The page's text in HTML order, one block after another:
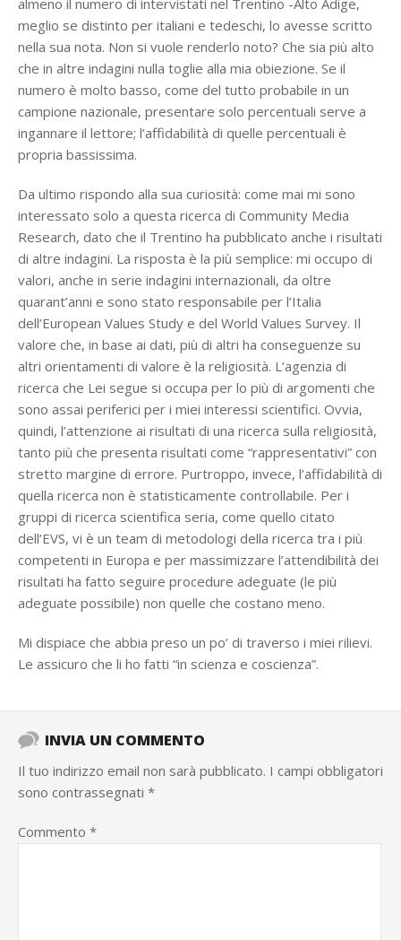
almeno il numero di intervistati nel Trentino -Alto Adige,
meglio se distinto per italiani e tedeschi, lo avesse scritto
nella sua nota. Non si vuole renderlo noto? Che sia più alto
che in altre indagini nulla toglie alla mia obiezione. Se il
numero è molto basso, come del tutto probabile in un
campione nazionale, presentare solo percentuali serve a
ingannare il lettore; l’affidabilità di quelle percentuali è
propria bassissima.
Da ultimo rispondo alla sua curiosità: come mai mi sono
interessato solo a questa ricerca di Community Media
Research, dato che il Trentino ha pubblicato anche i risultati
di altre indagini. La risposta è la più semplice: mi occupo di
valori, anche in serie indagini internazionali, da oltre
quarant’anni e sono stato responsabile per l’Italia
dell’European Values Study e del World Values Survey. Il
valore che, in base ai dati, più di altri ha conseguenze su
altri orientamenti di valore è la religiosità. L’agenzia di
ricerca che Lei segue si occupa per lo più di argomenti che
sono assai periferici per i miei interessi scientifici. Ovvia,
quindi, l’attenzione ai risultati di una ricerca sulla religiosità,
tanto più che presenta risultati come “rappresentativi” con
stretto margine di errore. Purtroppo, invece, l’affidabilità di
quella ricerca non è statisticamente controllabile. Per i
gruppi di ricerca scientifica seria, come quello citato
dell’EVS, vi è un team di metodologi della ricerca tra i più
competenti in Europa e per massimizzare l’attendibilità dei
risultati ha fatto seguire procedure adeguate (le più
adeguate possibile) non quelle che costano meno.
Mi dispiace che abbia preso un po’ di traverso i miei rilievi.
Le assicuro che li ho fatti “in scienza e coscienza”.
INVIA UN COMMENTO
Il tuo indirizzo email non sarà pubblicato. I campi obbligatori
sono contrassegnati *
Commento *